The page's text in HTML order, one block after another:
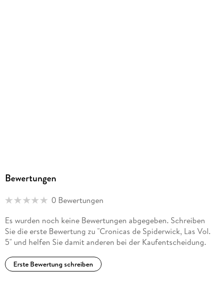
Bewertungen
0 Bewertungen
Es wurden noch keine Bewertungen abgegeben. Schreiben
Sie die erste Bewertung zu "Cronicas de Spiderwick, Las Vol.
5" und helfen Sie damit anderen bei der Kaufentscheidung.
Erste Bewertung schreiben